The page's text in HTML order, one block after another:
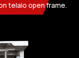
telaio open frame.